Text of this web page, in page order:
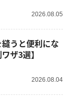
2026.08.05
うと便利にな
ザ3選】
2026.08.04